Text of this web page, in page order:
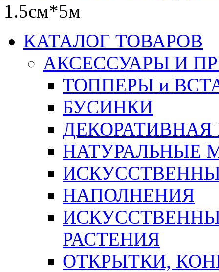
1.5см*5м
КАТАЛОГ ТОВАРОВ
АКСЕССУАРЫ И
ТОППЕРЫ и
БУСИНКИ
ДЕКОРАТИВНАЯ
НАТУРАЛЬНЫЕ
НАПОЛНЕНИЯ
РАСТЕНИЯ
ОТКРЫТКИ,